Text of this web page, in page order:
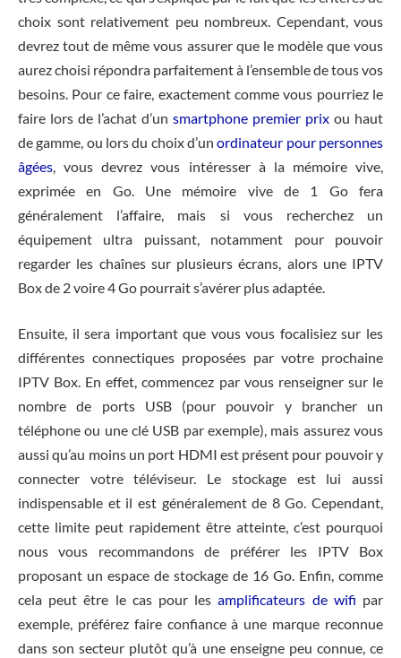
choix sont relativement peu nombreux. Cependant, vous
devrez tout de même vous assurer que le modèle que vous
aurez choisi répondra parfaitement à l’ensemble de tous vos
besoins. Pour ce faire, exactement comme vous pourriez le
faire lors de l’achat d’un smartphone premier prix ou haut
de gamme, ou lors du choix d’unordinateur pour personnes
âgées , vous devrez vous intéresser à la mémoire vive,
exprimée en Go. Une mémoire vive de 1 Go fera
généralement l’affaire, mais si vous recherchez un
équipement ultra puissant, notamment pour pouvoir
regarder les chaînes sur plusieurs écrans, alors une IPTV
Box de 2 voire 4 Go pourrait s’avérer plus adaptée.
Ensuite, il sera important que vous vous focalisiez sur les
différentes connectiques proposées par votre prochaine
IPTV Box. En effet, commencez par vous renseigner sur le
nombre de ports USB (pour pouvoir y brancher un
téléphone ou une clé USB par exemple), mais assurez vous
aussi qu’au moins un port HDMI est présent pour pouvoir y
connecter votre téléviseur. Le stockage est lui aussi
indispensable et il est généralement de 8 Go. Cependant,
cette limite peut rapidement être atteinte, c’est pourquoi
nous vous recommandons de préférer les IPTV Box
proposant un espace de stockage de 16 Go. Enfin, comme
cela peut être le cas pour lesamplificateurs de wifi par
exemple, préférez faire confiance à une marque reconnue
dans son secteur plutôt qu’à une enseigne peu connue, ce